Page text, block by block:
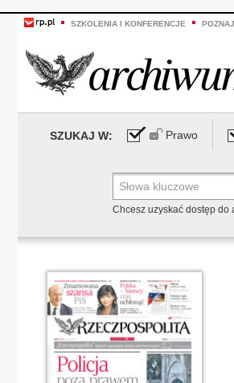
SZKOLENIA I KONFERENCJE
SZUKAJ W: Prawo
Chcesz uzyskać dostęp do